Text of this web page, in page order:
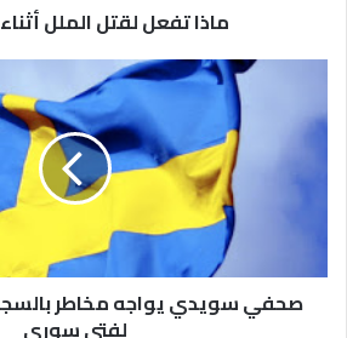
ومن طرفها نفت شركة “فيسبوك” بشكل
مستخدميها ، و لكنها أكدت بنفس الوقت
اذا سمح لها المستخدم بذلك .
و بذات السياق فإن التجسس ليس حكراً
يريد أن يجمع عنك أكبر قدرٍ ممكن من
شركات كبرى أخرى تقوم بالتجسس
مايكروسوفت” .
ماذا تفعل لقتل الملل
صحفي سويدي يواجه مخاطر
لفتى سوري